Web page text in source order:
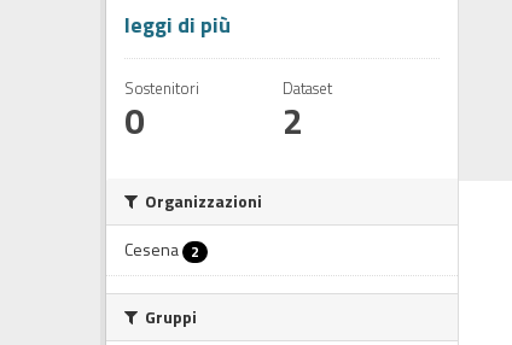
leggi di più
Sostenitori
0
Dataset
2
Organizzazioni
Cesena 2
Gruppi